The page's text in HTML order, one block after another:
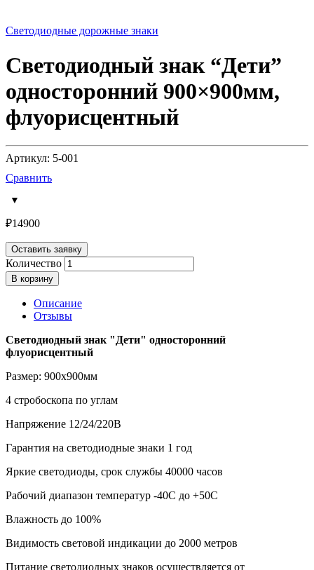
Светодиодные дорожные знаки
Светодиодный знак “Дети”
односторонний 900×900мм,
флуорисцентный
Артикул: 5-001
Сравнить
₽14900
Оставить заявку
Количество
В корзину
Описание
Отзывы
Светодиодный знак "Дети" односторонний
флуорисцентный
Размер: 900х900мм
4 стробоскопа по углам
Напряжение 12/24/220В
Гарантия на светодиодные знаки 1 год
Яркие светодиоды, срок службы 40000 часов
Рабочий диапазон температур -40С до +50С
Влажность до 100%
Видимость световой индикации до 2000 метров
Питание светодиодных знаков осуществляется от